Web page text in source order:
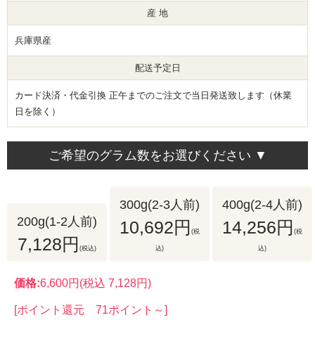
産 地
兵庫県産
配送予定日
カード決済・代金引換 正午までのご注文で当日発送致します（休業
日を除く）
ご希望のグラム数をお選びください ▼
200g(1-2人前)
7,128円 (税込)
300g(2-3人前)
10,692円 (税
込)
400g(2-4人前)
14,256円 (税
込)
価格:6,600円 (税込 7,128円)
[ポイント還元 71ポイント～]